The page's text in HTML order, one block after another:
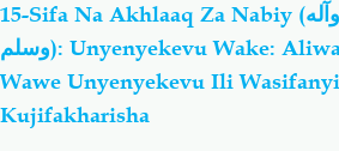
15-Sifa Na Akhlaaq Za Nabiy (صلى الله عليه وآله
وسلم): Unyenyekevu Wake: Aliwafunza Maswahaba
Wawe Unyenyekevu Ili
Kujifakharisha